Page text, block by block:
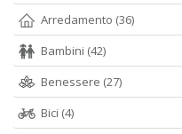
Arredamento (36)
Bambini (42)
Benessere (27)
Bici (4)